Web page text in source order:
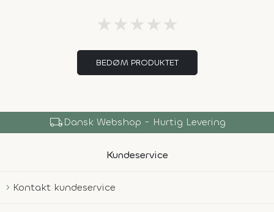
★ ★ ★ ★ ★
BEDØM PRODUKTET
local_shippingDansk Webshop - Hurtig Levering
Kundeservice
Kontakt kundeservice